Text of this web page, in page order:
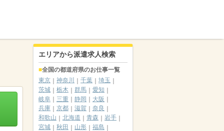
エリアから派遣求人検索
全国の都道府県のお仕事一覧
東京
神奈川 千葉
埼玉
茨城
栃木 群馬
愛知
岐阜
三重 静岡
大阪
兵庫
京都 滋賀
奈良
和歌山
北海道 青森
岩手
宮城
秋田 山形
福島